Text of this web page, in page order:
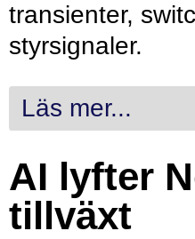
transienter,
styrsignaler.
Läs mer...
AI lyfter
tillväxt